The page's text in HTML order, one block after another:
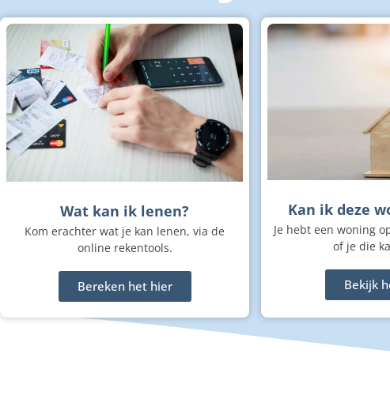
Wat kan ik lenen?
Kom erachter wat je kan lenen, via de
online rekentools.
Bereken het hier
Kan ik deze
Je hebt een woning
of je die
Bekijk